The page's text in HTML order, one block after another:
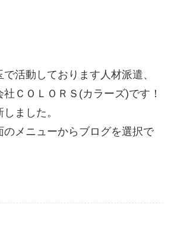
活動しております人材派遣、
ＣＯＬＯＲＳ(カラーズ)です！
ました。
のメニューからブログを選択で